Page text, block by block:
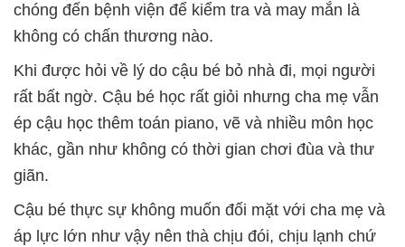
chóng đến bệnh viện để kiểm tra và may mắn là
không có chấn thương nào.
Khi được hỏi về lý do cậu bé bỏ nhà đi, mọi người
rất bất ngờ. Cậu bé học rất giỏi nhưng cha mẹ vẫn
ép cậu học thêm toán piano, vẽ và nhiều môn học
khác, gần như không có thời gian chơi đùa và thư
giãn.
Cậu bé thực sự không muốn đối mặt với cha mẹ và
áp lực lớn như vậy nên thà chịu đói, chịu lạnh chứ